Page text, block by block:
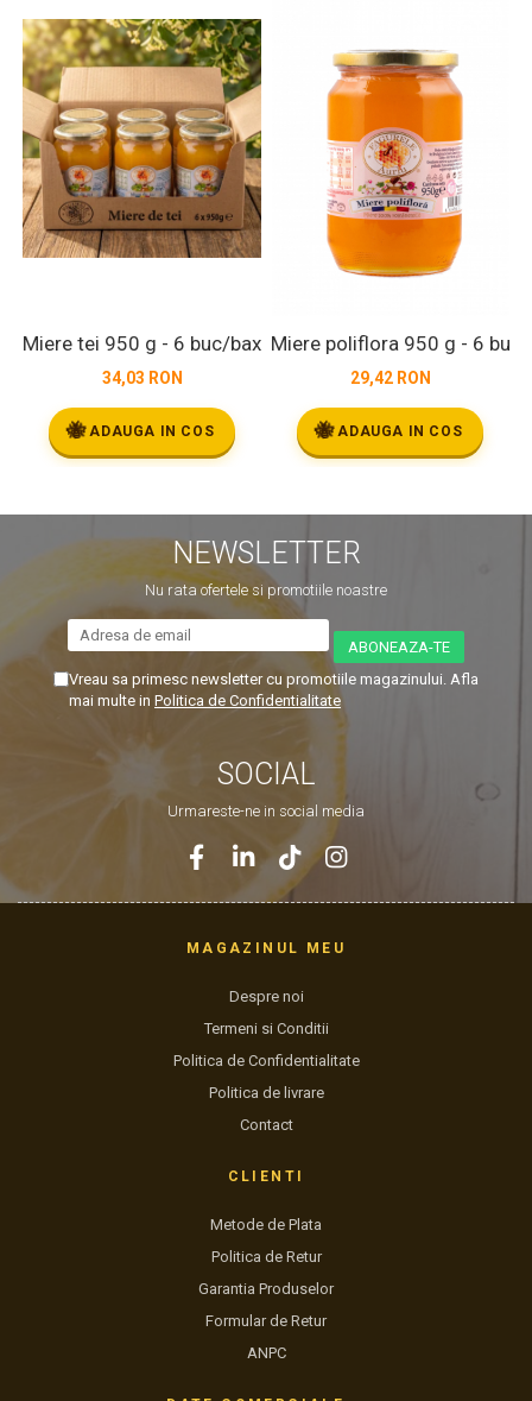
Miere tei 950 g - 6 buc/bax
34,03 RON
🐝ADAUGA IN COS
Miere poliflora 950 g - 6
29,42 RON
🐝ADAUGA IN COS
NEWSLETTER
Nu rata ofertele si promotiile noastre
Vreau sa primesc newsletter cu promotiile magazinului. Afla
mai multe in Politica de Confidentialitate
SOCIAL
Urmareste-ne in social media
MAGAZINUL MEU
Despre noi
Termeni si Conditii
Politica de Confidentialitate
Politica de livrare
Contact
CLIENTI
Metode de Plata
Politica de Retur
Garantia Produselor
Formular de Retur
ANPC